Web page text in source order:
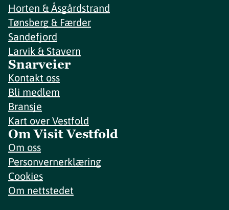
Horten & Åsgårdstrand
Tønsberg & Færder
Sandefjord
Larvik & Stavern
Snarveier
Kontakt oss
Bli medlem
Bransje
Kart over Vestfold
Om Visit Vestfold
Om oss
Personvernerklæring
Cookies
Om nettstedet